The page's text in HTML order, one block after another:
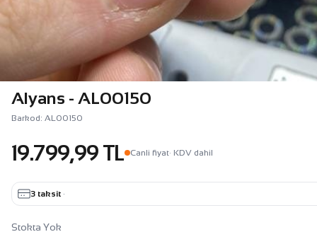
Alyans - AL00150
Barkod: AL00150
19.799,99 TL Canli fiyat· KDV dahil
3 taksit ·
Stokta Yok